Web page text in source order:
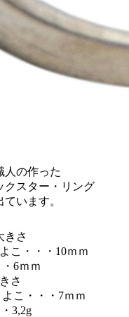
人の作った
クスター・リング
います。
きさ
こ・・・10ｍｍ
6ｍｍ
さ
こ・・・7ｍｍ
3,2g